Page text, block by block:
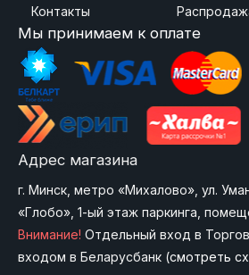
Контакты
Мы принимаем к оплате
Адрес магазина
г. Минск, метро «Михалово», ул.
«Глобо», 1-ый этаж паркинга,
Внимание! Отдельный вход в
входом в Беларусбанк (смотреть